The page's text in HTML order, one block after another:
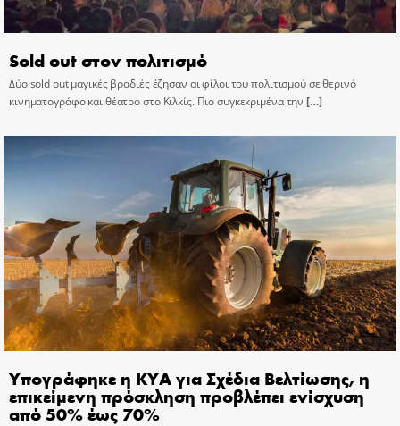
Sold out στον πολιτισμό
Δύο sold out μαγικές βραδιές έζησαν οι φίλοι του πολιτισμού σε θερινό
κινηματογράφο και θέατρο στο Κιλκίς. Πιο συγκεκριμένα την […]
Υπογράφηκε η ΚΥΑ για Σχέδια Βελτίωσης, η
επικείμενη πρόσκληση προβλέπει ενίσχυση
από 50% έως 70%